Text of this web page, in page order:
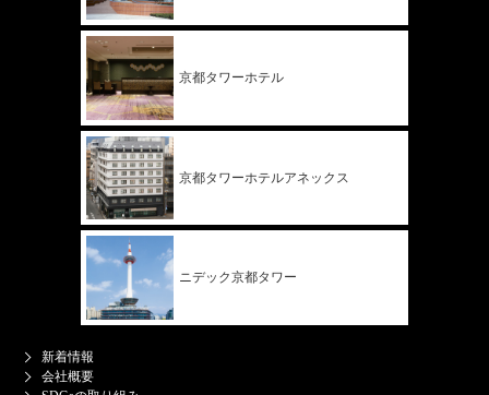
京都タワーホテル
京都タワーホテルアネックス
ニデック京都タワー
新着情報
会社概要